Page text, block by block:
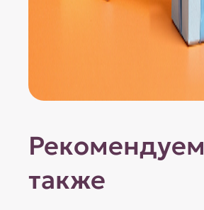
Рекомендуем
также